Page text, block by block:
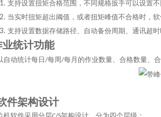
1. 支持设置扭矩合格范围，不同规格扳手可以设置不
2. 当实时扭矩超出阈值，或者扭矩峰值不合格时，
3. 支持设置数据存储路径、自动备份周期、通讯超时
业统计功能
自动统计每日 /每周 /每月的作业数量、合格数量、
件架构设计